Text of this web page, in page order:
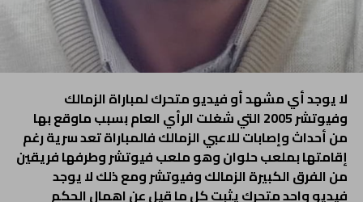
لا يوجد أي مشهد أو فيديو متحرك لمباراة الزمالك
وفيوتشر 2005 التي شغلت الرأي العام بسبب ماوقع بها
من أحداث وإصابات للاعبي الزمالك فالمباراة تعد سرية رغم
إقامتها بملعب حلوان وهو ملعب فيوتشر وطرفها فريقين
من الفرق الكبيرة الزمالك وفيوتشر ومع ذلك لا يوجد
فيديو واحد متحرك يثبت كل ما قيل عن اهمال الحكم